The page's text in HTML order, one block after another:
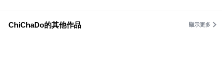
ChiChaDo的其他作品 顯示更多